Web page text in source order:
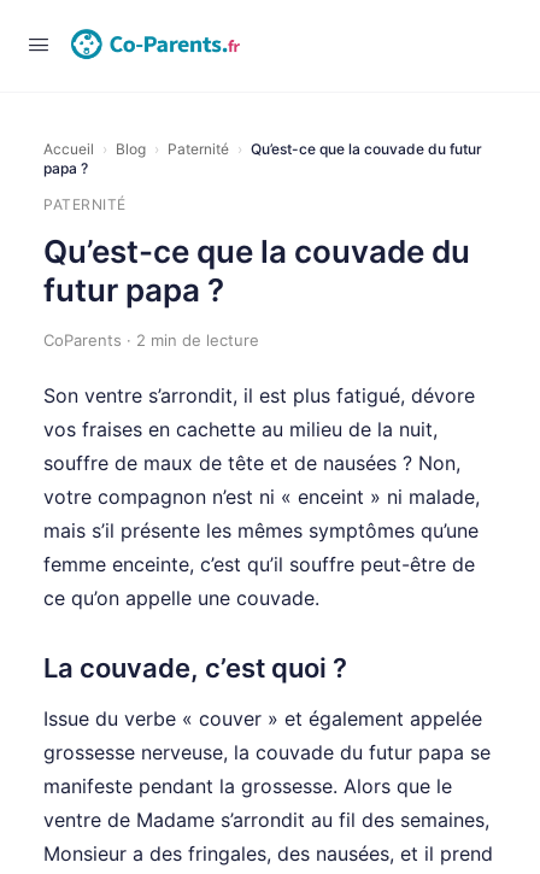
Accueil › Blog › Paternité › Qu’est-ce que la couvade du futur
papa ?
PATERNITÉ
Qu’est-ce que la couvade du
futur papa ?
CoParents · 2 min de lecture
Son ventre s’arrondit, il est plus fatigué, dévore
vos fraises en cachette au milieu de la nuit,
souffre de maux de tête et de nausées ? Non,
votre compagnon n’est ni « enceint » ni malade,
mais s’il présente les mêmes symptômes qu’une
femme enceinte, c’est qu’il souffre peut-être de
ce qu’on appelle une couvade.
La couvade, c’est quoi ?
Issue du verbe « couver » et également appelée
grossesse nerveuse, la couvade du futur papa se
manifeste pendant la grossesse. Alors que le
ventre de Madame s’arrondit au fil des semaines,
Monsieur a des fringales, des nausées, et il prend